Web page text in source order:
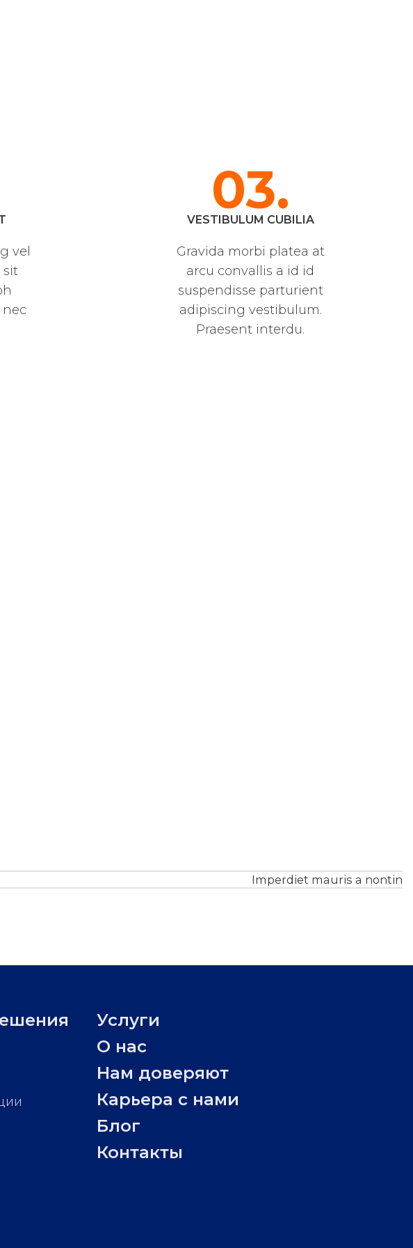
vel
sit
nec
03.
VESTIBULUM CUBILIA
Gravida morbi platea at
arcu convallis a id id
suspendisse parturient
adipiscing vestibulum.
Praesent interdu.
Imperdiet mauris a nontin
Услуги
О нас
Нам доверяют
Карьера с нами
Блог
Контакты